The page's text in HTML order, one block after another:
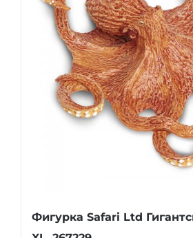
Фигурка Safari Ltd